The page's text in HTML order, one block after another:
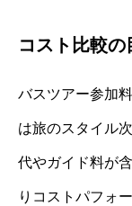
コスト比較の
バスツアー参加
は旅のスタイル
代やガイド料が
りコストパフォ